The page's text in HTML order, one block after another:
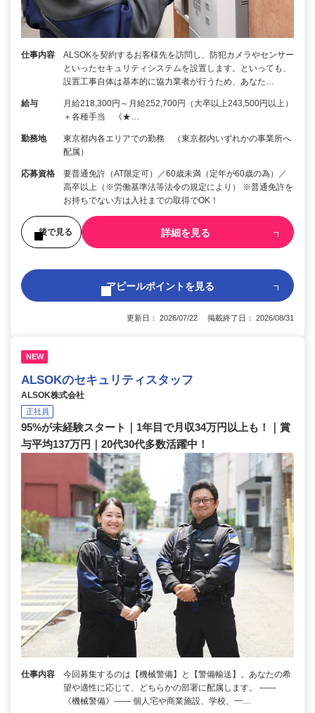
仕事内容
ALSOKを契約するお客様先を訪問し、防犯カメラやセンサー
といったセキュリティシステムを設置します。といっても、
設置工事自体は基本的に協力業者が行うため、あなた…
給与
月給218,300円～月給252,700円（大卒以上243,500円以上）
＋各種手当 《★…
勤務地
東京都内各エリアでの勤務 （東京都内いずれかの事業所へ
配属）
応募資格
要普通免許（AT限定可）／60歳未満（定年が60歳の為）／
高卒以上（※労働基準法等法令の規定により） ※普通免許を
お持ちでない方は入社までの取得でOK！
後で見る 詳細を見る
アピールポイントを見る
更新日： 2026/07/22 掲載終了日： 2026/08/31
NEW
ALSOKのセキュリティスタッフ
ALSOK株式会社
正社員
95%が未経験スタート｜1年目で月収34万円以上も！｜賞
与平均137万円｜20代30代多数活躍中！
仕事内容
今回募集するのは【機械警備】と【警備輸送】。あなたの希
望や適性に応じて、どちらかの部署に配属します。 ――
《機械警備》―― 個人宅や商業施設、学校、一…